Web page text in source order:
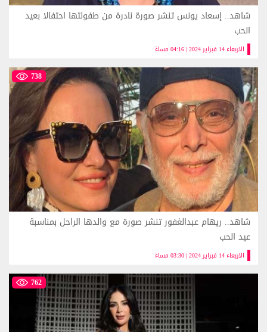
الاربعاء 14 فبراير 2024 | 04:16 مساءً
شاهد.. إسعاد يونس تنشر صورة نادرة من طفولتها احتفالا بعيد
الحب
738
الاربعاء 14 فبراير 2024 | 03:30 مساءً
شاهد.. ريهام عبدالغفور تنشر صورة مع والدها الراحل بمناسبة
عيد الحب
762